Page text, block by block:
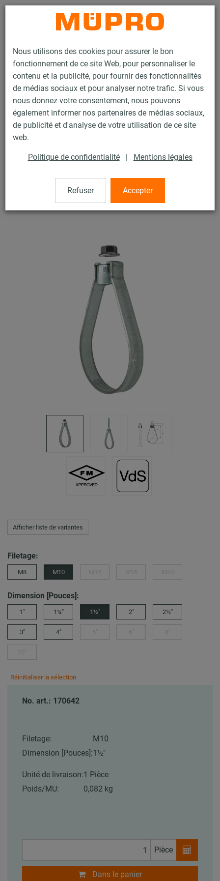
Nous utilisons des cookies pour assurer le bon
fonctionnement de ce site Web, pour personnaliser le
contenu et la publicité, pour fournir des fonctionnalités
de médias sociaux et pour analyser notre trafic. Si vous
nous donnez votre consentement, nous pouvons
également informer nos partenaires de médias sociaux,
de publicité et d'analyse de votre utilisation de ce site
web.
Politique de confidentialité | Mentions légales
Refuser Accepter
Contact
Produits Technique de fixation
Fixation de sprinklers
Colliers pour la fixation de sprinklers
Collier poire de type EHS
Collier poire de type EHS
Collier poire de type EHS, M10, 1.1/2", VDS/FM, zingué
Afficher liste de variantes
Filetage:
M8 M10
Dimension [Pouces]:
1" 1¼" 1½" 2" 2½"
3" 4"
Réinitialiser la sélection
No. art.: 170642
Filetage:
M10
Dimension [Pouces]:1½"
Unité de livraison:1 Pièce
Poids/MU:
0,082 kg
Pièce
Dans le panier